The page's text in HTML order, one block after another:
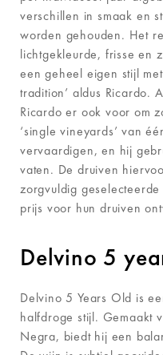
verschillen in smaak en
worden gehouden. Het
lichtgekleurde, frisse en
een geheel eigen stijl
tradition’ aldus Ricardo.
Ricardo er ook voor om
‘single vineyards’ van
vervaardigen, en hij
vaten. De druiven
zorgvuldig
prijs voor hun druiven
Delvino 5
Delvino 5 Years Old is
halfdroge stijl. Gemaakt
Negra, biedt hij een